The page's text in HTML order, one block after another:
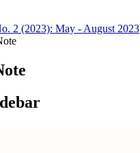
2 (2023): May - August 2023